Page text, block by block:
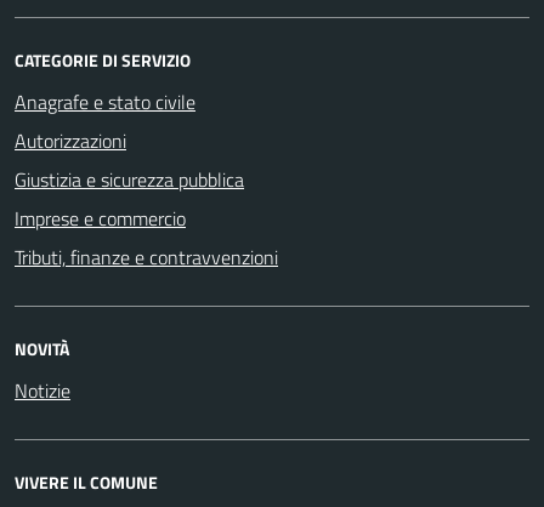
CATEGORIE DI SERVIZIO
Anagrafe e stato civile
Autorizzazioni
Giustizia e sicurezza pubblica
Imprese e commercio
Tributi, finanze e contravvenzioni
NOVITÀ
Notizie
VIVERE IL COMUNE